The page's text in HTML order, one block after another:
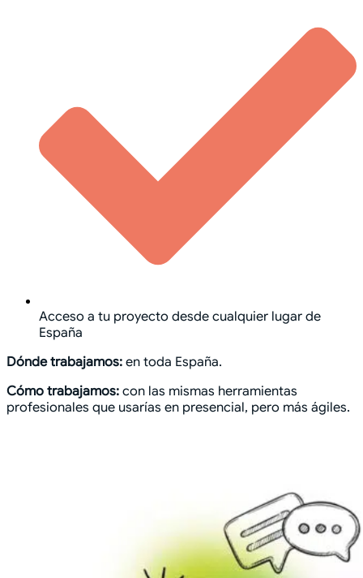
Acceso a tu proyecto desde cualquier lugar de
España
Dónde trabajamos: en toda España.
Cómo trabajamos: con las mismas herramientas
profesionales que usarías en presencial, pero más ágiles.